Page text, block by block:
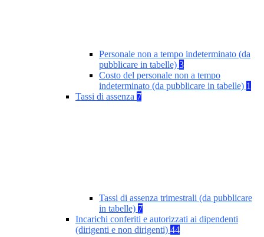
Personale non a tempo indeterminato (da
pubblicare in tabelle) 3
Costo del personale non a tempo
indeterminato (da pubblicare in tabelle) 1
Tassi di assenza 7
Tassi di assenza trimestrali (da pubblicare
in tabelle) 7
Incarichi conferiti e autorizzati ai dipendenti
(dirigenti e non dirigenti) 44